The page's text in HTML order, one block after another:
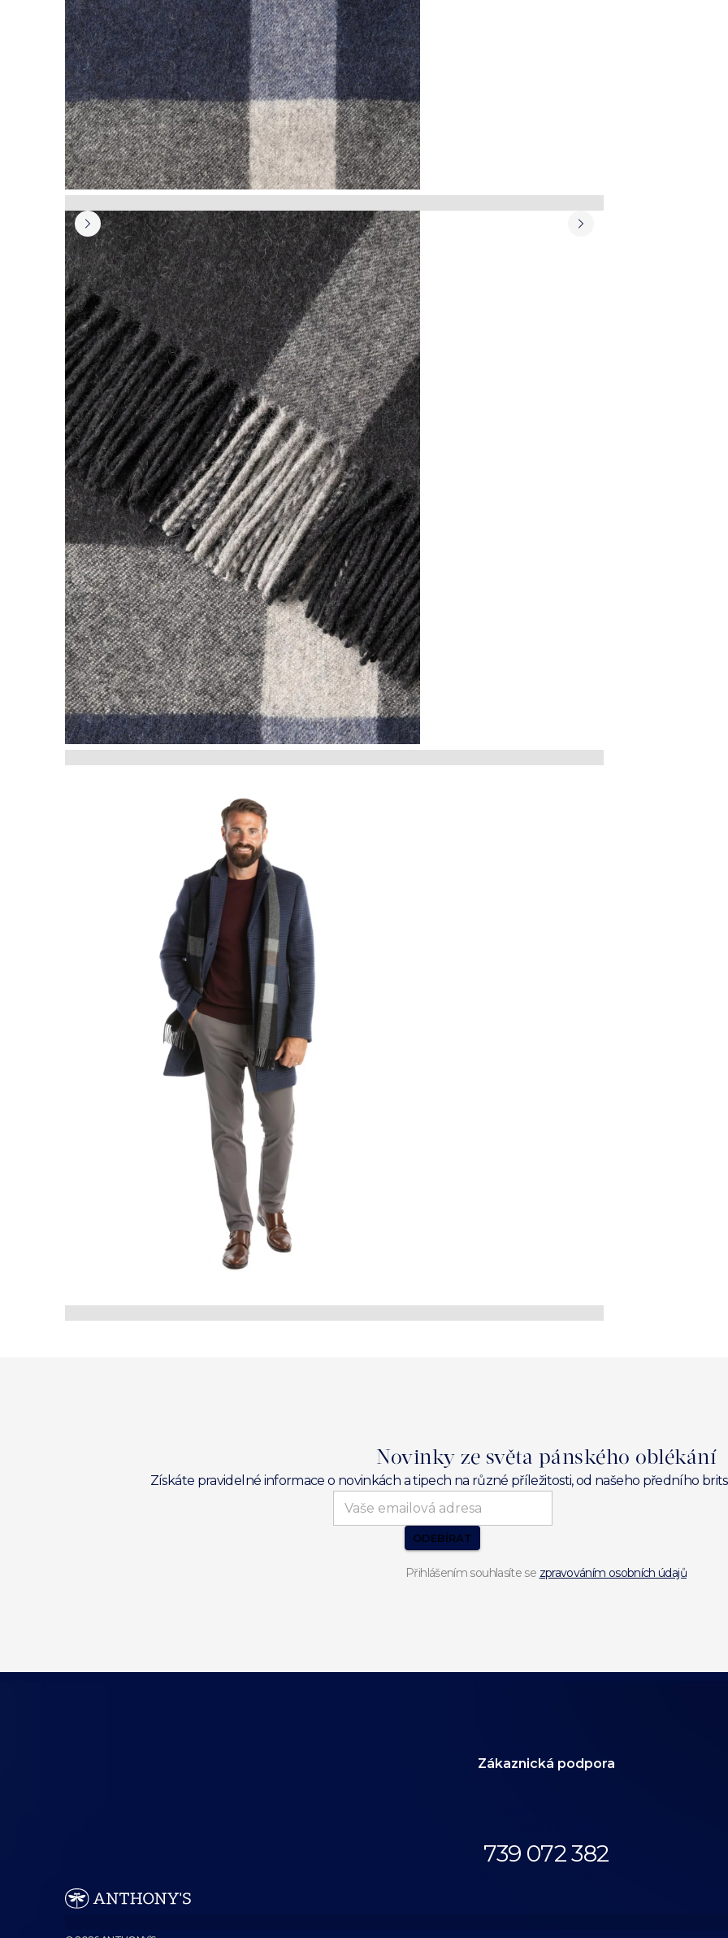
Novinky ze světa pánského oblékání
Získáte pravidelné informace o novinkách a tipech na různé příležitosti, od našeho předního
ODEBÍRAT
Přihlášením souhlasíte se zpravováním osobních údajů
Zákaznická podpora
739 072 382